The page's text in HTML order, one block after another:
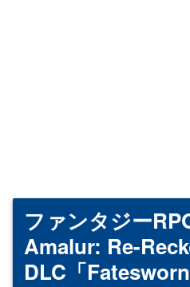
ファンタジー
Amalur: Re-
DLC「